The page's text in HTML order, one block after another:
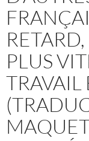
PLUS
TRAVAIL